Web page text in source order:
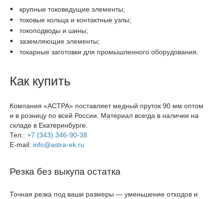
крупные токоведущие элементы;
токовые кольца и контактные узлы;
токоподводы и шины;
заземляющие элементы;
токарные заготовки для промышленного оборудования.
Как купить
Компания «АСТРА» поставляет медный пруток 90 мм оптом
и в розницу по всей России. Материал всегда в наличии на
складе в Екатеринбурге.
Тел.: +7 (343) 346-90-38
E-mail: info@astra-ek.ru
Резка без выкупа остатка
Точная резка под ваши размеры — уменьшение отходов и